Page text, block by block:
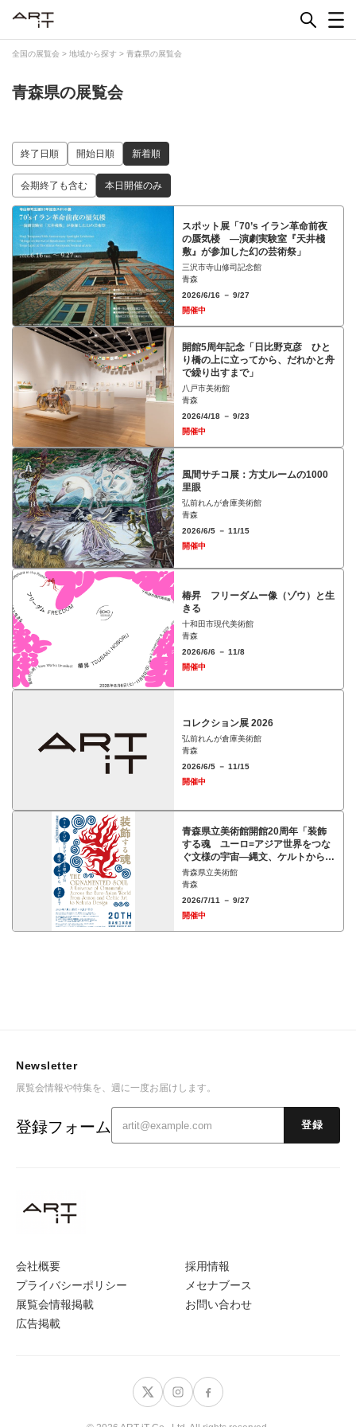
全国の展覧会 > 地域から探す > 青森県の展覧会
青森県の展覧会
終了日順 開始日順 新着順
会期終了も含む 本日開催のみ
スポット展「70’s イラン革命前夜
の蜃気楼 ―演劇実験室『天井棧
敷』が参加した幻の芸術祭」
三沢市寺山修司記念館
青森
2026/6/16 － 9/27
開催中
開館5周年記念「日比野克彦 ひと
り橋の上に立ってから、だれかと舟
で繰り出すまで」
八戸市美術館
青森
2026/4/18 － 9/23
開催中
⾵間サチコ展：⽅丈ルームの1000
⾥眼
弘前れんが倉庫美術館
青森
2026/6/5 － 11/15
開催中
椿昇 フリーダムー像（ゾウ）と⽣
きる
十和田市現代美術館
青森
2026/6/6 － 11/8
開催中
コレクション展 2026
弘前れんが倉庫美術館
青森
2026/6/5 － 11/15
開催中
青森県立美術館開館20周年「装飾
する魂 ユーロ=アジア世界をつな
ぐ文様の宇宙―縄文、ケルトから、
ねぶたまで」展
青森県立美術館
青森
2026/7/11 － 9/27
開催中
会社概要
プライバシーポリシー
展覧会情報掲載
広告掲載
採用情報
メセナブース
お問い合わせ
Newsletter
展覧会情報や特集を、週に一度お届けします。
登録フォーム 登録